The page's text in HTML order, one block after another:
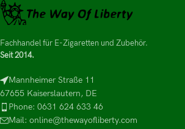
Fachhandel für E-Zigaretten und Zubehör.
Seit 2014.
Mannheimer Straße 11
67655 Kaiserslautern, DE
Phone: 0631 624 633 46
Mail: online@thewayofliberty.com